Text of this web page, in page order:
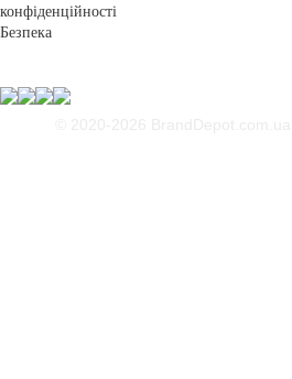
конфіденційності
Безпека